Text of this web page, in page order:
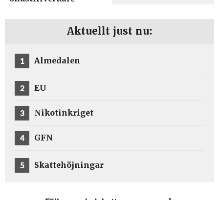
snuset ska flyttas från
Aktuellt just nu:
1 Almedalen
2 EU
3 Nikotinkriget
4 GFN
5 Skattehöjningar